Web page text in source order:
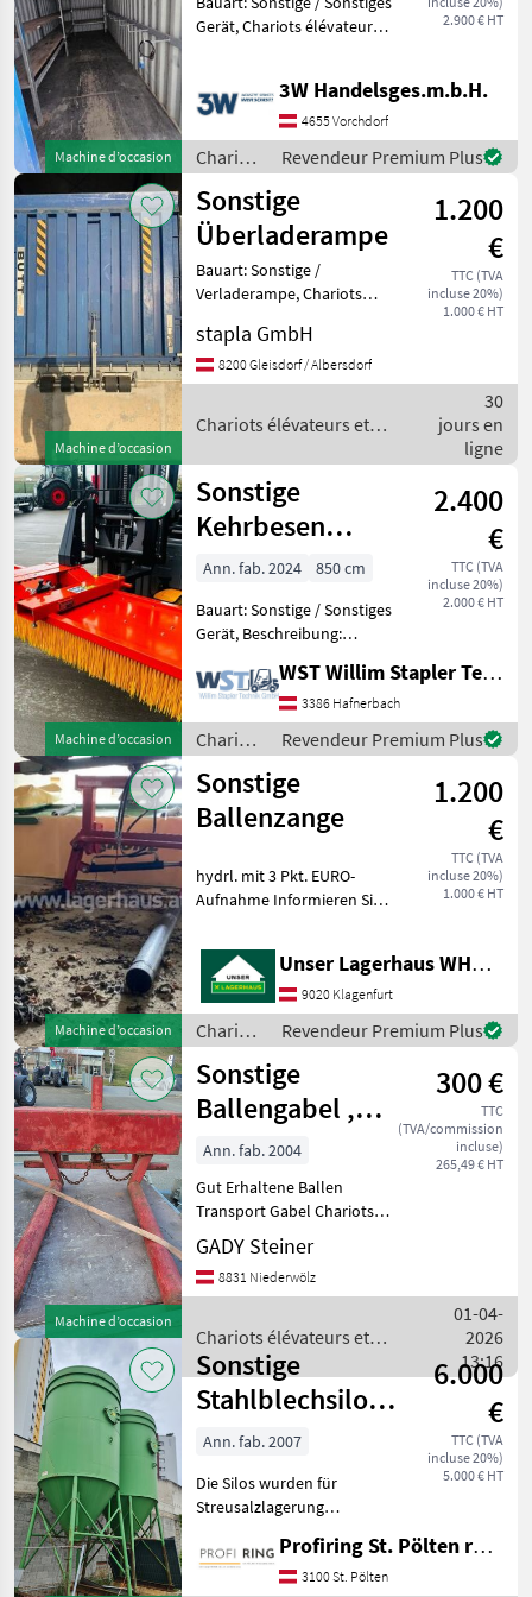
T
MARKETPLACE
Marketplace
Offres des
distributeurs
Petites
annonces
/
Sonstige
Machine d’occasion
2.900 € HT
Gerät, Chariots élévateurs
3W Handelsges.m.b.H.
4655 Vorchdorf
Chariots
élévateurs
et
techniques
de
stockage
/
Sonstige
Revendeur Premium Plus
Machine d’occasion
Sonstige
Überladerampe
1.200
€
TTC (TVA
incluse 20%)
1.000 € HT
Bauart: Sonstige /
Verladerampe, Chariots
stockage Gerbeurs
stapla GmbH
8200 Gleisdorf / Albersdorf
Chariots élévateurs et
Sonstige
30
jours en
ligne
Machine d’occasion
Sonstige
Kehrbesen
ZL/S250
2.400
€
TTC (TVA
incluse 20%)
2.000 € HT
Ann. fab. 2024
850 cm
Bauart: Sonstige / Sonstiges
Gerät, Beschreibung:
Chariots élévateurs et
techniques de stockage
Gerbeurs
WST Willim Stapler Technik GmbH
3386 Hafnerbach
Chariots
élévateurs
et
techniques
de
/
Sonstige
Revendeur Premium Plus
Machine d’occasion
Sonstige
Ballenzange
1.200
€
TTC (TVA
incluse 20%)
1.000 € HT
hydrl. mit 3 Pkt. EURO-
Aufnahme Informieren Sie
telefonisch, ob die von
Ihnen angefragte Maschine
aktuell bei uns am Lager
steht. Wir
Unser Lagerhaus WHG, Kärnten, Klagenfurt
9020 Klagenfurt
Chariots
élévateurs
et
techniques
de
stockage
Sonstige
Revendeur Premium Plus
Machine d’occasion
Sonstige
Ballengabel ,
Ballentransport
300 €
TTC
(TVA/commission
incluse)
265,49 € HT
Ann. fab. 2004
Gut Erhaltene Ballen
Transport Gabel Chariots
élévateurs et techniques de
stockage Gerbeurs
GADY Steiner
8831 Niederwölz
Chariots élévateurs et
techniques de stockage /
Sonstige
01-04-
2026
13:16
Sonstige
Stahlblechsilos
Typ S 18
6.000
€
TTC (TVA
incluse 20%)
5.000 € HT
Ann. fab. 2007
Die Silos wurden für
Streusalzlagerung
6.000€ Verfügbar nach
Absprache! Chariots
Profiring St. Pölten reg. Gen. m. b. H
3100 St. Pölten